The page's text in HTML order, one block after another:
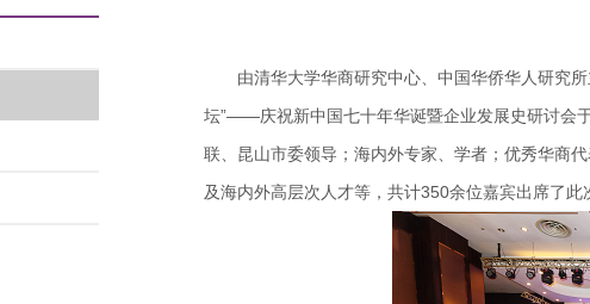
由清华大学华商研究中心、中国华侨华人研究
坛”——庆祝新中国七十年华诞暨企业发展史研讨会
联、昆山市委领导；海内外专家、学者；优秀华商
及海内外高层次人才等，共计350余位嘉宾出席了此